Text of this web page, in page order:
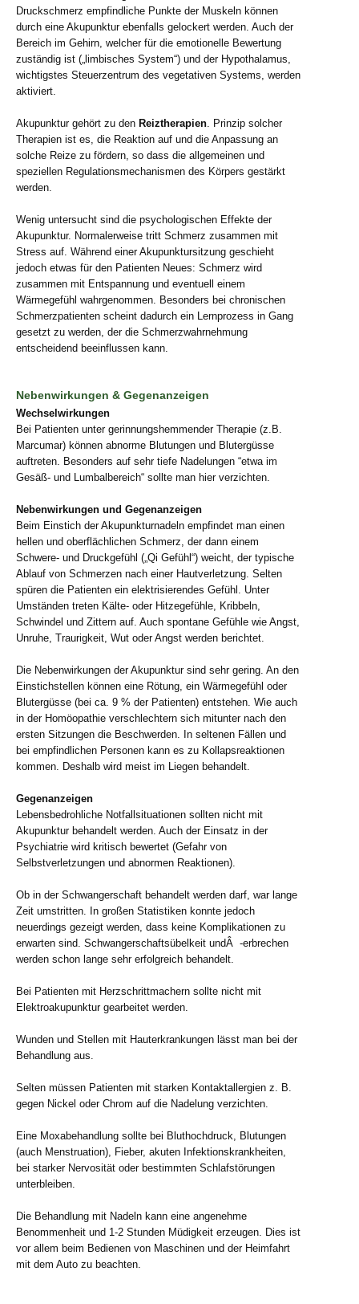
Druckschmerz empfindliche Punkte der Muskeln können
durch eine Akupunktur ebenfalls gelockert werden. Auch der
Bereich im Gehirn, welcher für die emotionelle Bewertung
zuständig ist („limbisches System“) und der Hypothalamus,
wichtigstes Steuerzentrum des vegetativen Systems, werden
aktiviert.
Akupunktur gehört zu den Reiztherapien. Prinzip solcher
Therapien ist es, die Reaktion auf und die Anpassung an
solche Reize zu fördern, so dass die allgemeinen und
speziellen Regulationsmechanismen des Körpers gestärkt
werden.
Wenig untersucht sind die psychologischen Effekte der
Akupunktur. Normalerweise tritt Schmerz zusammen mit
Stress auf. Während einer Akupunktursitzung geschieht
jedoch etwas für den Patienten Neues: Schmerz wird
zusammen mit Entspannung und eventuell einem
Wärmegefühl wahrgenommen. Besonders bei chronischen
Schmerzpatienten scheint dadurch ein Lernprozess in Gang
gesetzt zu werden, der die Schmerzwahrnehmung
entscheidend beeinflussen kann.
Nebenwirkungen & Gegenanzeigen
Wechselwirkungen
Bei Patienten unter gerinnungshemmender Therapie (z.B.
Marcumar) können abnorme Blutungen und Blutergüsse
auftreten. Besonders auf sehr tiefe Nadelungen “etwa im
Gesäß- und Lumbalbereich“ sollte man hier verzichten.
Nebenwirkungen und Gegenanzeigen
Beim Einstich der Akupunkturnadeln empfindet man einen
hellen und oberflächlichen Schmerz, der dann einem
Schwere- und Druckgefühl („Qi Gefühl“) weicht, der typische
Ablauf von Schmerzen nach einer Hautverletzung. Selten
spüren die Patienten ein elektrisierendes Gefühl. Unter
Umständen treten Kälte- oder Hitzegefühle, Kribbeln,
Schwindel und Zittern auf. Auch spontane Gefühle wie Angst,
Unruhe, Traurigkeit, Wut oder Angst werden berichtet.
Die Nebenwirkungen der Akupunktur sind sehr gering. An den
Einstichstellen können eine Rötung, ein Wärmegefühl oder
Blutergüsse (bei ca. 9 % der Patienten) entstehen. Wie auch
in der Homöopathie verschlechtern sich mitunter nach den
ersten Sitzungen die Beschwerden. In seltenen Fällen und
bei empfindlichen Personen kann es zu Kollapsreaktionen
kommen. Deshalb wird meist im Liegen behandelt.
Gegenanzeigen
Lebensbedrohliche Notfallsituationen sollten nicht mit
Akupunktur behandelt werden. Auch der Einsatz in der
Psychiatrie wird kritisch bewertet (Gefahr von
Selbstverletzungen und abnormen Reaktionen).
Ob in der Schwangerschaft behandelt werden darf, war lange
Zeit umstritten. In großen Statistiken konnte jedoch
neuerdings gezeigt werden, dass keine Komplikationen zu
erwarten sind. Schwangerschaftsübelkeit undÂ -erbrechen
werden schon lange sehr erfolgreich behandelt.
Bei Patienten mit Herzschrittmachern sollte nicht mit
Elektroakupunktur gearbeitet werden.
Wunden und Stellen mit Hauterkrankungen lässt man bei der
Behandlung aus.
Selten müssen Patienten mit starken Kontaktallergien z. B.
gegen Nickel oder Chrom auf die Nadelung verzichten.
Eine Moxabehandlung sollte bei Bluthochdruck, Blutungen
(auch Menstruation), Fieber, akuten Infektionskrankheiten,
bei starker Nervosität oder bestimmten Schlafstörungen
unterbleiben.
Die Behandlung mit Nadeln kann eine angenehme
Benommenheit und 1-2 Stunden Müdigkeit erzeugen. Dies ist
vor allem beim Bedienen von Maschinen und der Heimfahrt
mit dem Auto zu beachten.